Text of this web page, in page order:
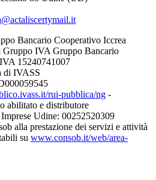
Bancario Cooperativo Iccrea
Gruppo IVA Gruppo Bancario
15240741007
di IVASS
rui-pubblica/ng -
abilitato e distributore
Udine: 00252520309
alla prestazione dei servizi e attività
su www.consob.it/web/area-